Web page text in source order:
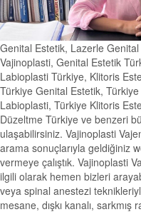
Genital Estetik, Lazerle
Vajinoplasti, Genital Estetik
Labioplasti Türkiye, Klitoris
Türkiye Genital Estetik,
Labioplasti, Türkiye Klitoris
Düzeltme Türkiye ve benzeri
ulaşabilirsiniz. Vajinoplasti
arama sonuçlarıyla geldiğiniz
vermeye çalıştık. Vajinoplasti
ilgili olarak hemen bizleri
veya spinal anestezi
mesane, dışkı kanalı,